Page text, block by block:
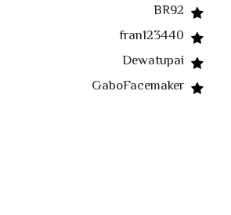
BR92
fran123440
Dewatupai
GaboFacemaker